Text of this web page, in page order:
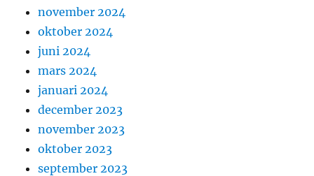
november 2024
oktober 2024
juni 2024
mars 2024
januari 2024
december 2023
november 2023
oktober 2023
september 2023